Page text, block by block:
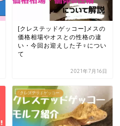
[クレステッドゲッコー]メスの
価格相場やオスとの性格の違
い・今回お迎えした子♀につい
て
2021年7月16日
クレステッドゲッコー